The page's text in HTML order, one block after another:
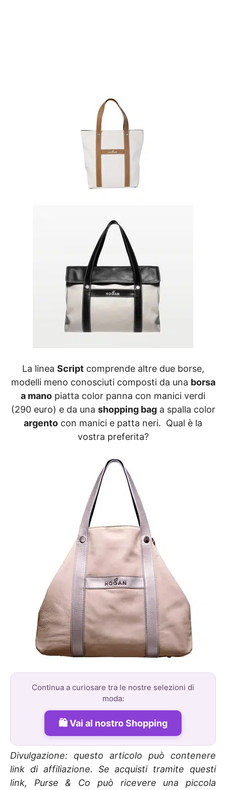
La linea Scriptcomprende altre due borse,
modelli meno conosciuti composti da una borsa
a mano piatta color panna con manici verdi
(290 euro) e da una shopping baga spalla color
argento con manici e patta neri. Qual è la
vostra preferita?
Continua a curiosare tra le nostre selezioni di
moda:
Vai al nostro Shopping
Divulgazione: questo articolo può contenere
link di affiliazione. Se acquisti tramite questi
link, Purse & Co può ricevere una piccola